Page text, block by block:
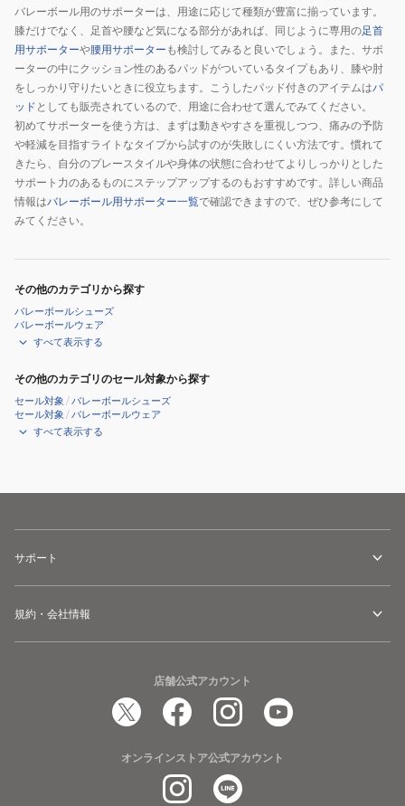
バレーボール用のサポーターは、用途に応じて種類が豊富に揃っています。
膝だけでなく、足首や腰など気になる部分があれば、同じように専用の足首
用サポーターや腰用サポーター も検討してみると良いでしょう。また、サポ
ーターの中にクッション性のあるパッドがついているタイプもあり、膝や肘
をしっかり守りたいときに役立ちます。こうしたパッド付きのアイテムはパ
ッド としても販売されているので、用途に合わせて選んでみてください。
初めてサポーターを使う方は、まずは動きやすさを重視しつつ、痛みの予防
や軽減を目指すライトなタイプから試すのが失敗しにくい方法です。慣れて
きたら、自分のプレースタイルや身体の状態に合わせてよりしっかりとした
サポート力のあるものにステップアップするのもおすすめです。詳しい商品
情報はバレーボール用サポーター一覧で確認できますので、ぜひ参考にして
みてください。
その他のカテゴリから探す
バレーボールシューズ
バレーボールウェア
すべて表示する
その他のカテゴリのセール対象から探す
セール対象 /バレーボールシューズ
セール対象 /バレーボールウェア
すべて表示する
サポート
規約・会社情報
店舗公式アカウント
オンラインストア公式アカウント